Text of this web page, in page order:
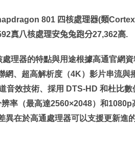
801 四核處理器(類
真八核處理安兔兔跑分27,362高.
處理器的特點與用途根據高通官網
網、超高解析度（4K）影片串流與
音效技術、採用 DTS-HD 和杜比數
率（最高達2560×2048）和1080p
異在於高通處理器可以支援更新進